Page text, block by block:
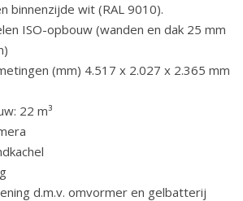
binnenzijde wit (RAL 9010).
ISO-opbouw (wanden en dak 25 mm
(mm) 4.517 x 2.027 x 2.365 mm
22 m³
d.m.v. omvormer en gelbatterij